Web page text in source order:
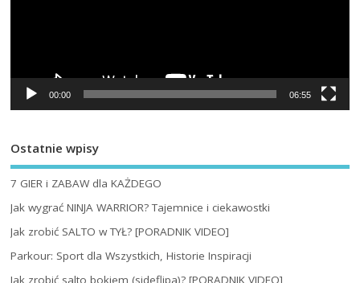
00:00 06:55
Ostatnie wpisy
7 GIER i ZABAW dla KAŻDEGO
Jak wygrać NINJA WARRIOR? Tajemnice i ciekawostki
Jak zrobić SALTO w TYŁ? [PORADNIK VIDEO]
Parkour: Sport dla Wszystkich, Historie Inspiracji
Jak zrobić salto bokiem (sideflipa)? [PORADNIK VIDEO]